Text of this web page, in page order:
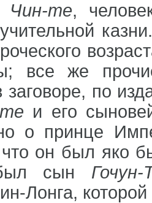
Чин-те,
все же
заговоре, по
и его
о принце
он был яко
сын Гочун-
Лонга,